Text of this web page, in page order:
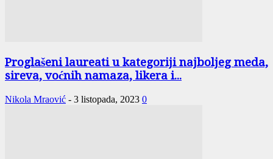
Proglašeni laureati u kategoriji najboljeg meda,
sireva, voćnih namaza, likera i...
Nikola Mraović - 3 listopada, 2023 0